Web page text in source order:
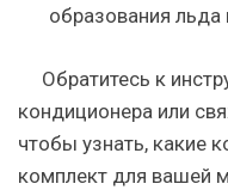
образования
Обратитесь к
кондиционера или
чтобы узнать, какие
комплект для вашей